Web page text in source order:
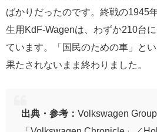
ばかりだったのです。終戦の1945
生用KdF-Wagenは、わずか210台
ています。「国民のための車」と
果たされないまま終わりました。
出典・参考： Volkswagen